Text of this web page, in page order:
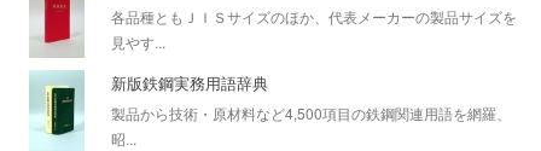
各品種ともＪＩＳサイズのほか、代表メーカーの製品サイズを
見やす...
新版鉄鋼実務用語辞典
製品から技術・原材料など4,500項目の鉄鋼関連用語を網羅、
昭...